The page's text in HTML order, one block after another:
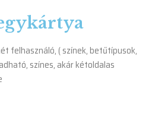
felhasználó, ( színek, betűtípusok,
színes, akár kétoldalas